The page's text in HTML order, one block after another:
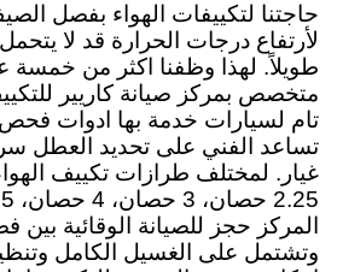
حاجتنا لتكييفات الهواء بفصل
لأرتفاع درجات الحرارة قد لا
طويلاً. لهذا وظفنا اكثر من
متخصص بمركز صيانة كاريير
تام لسيارات خدمة بها ادوات
تساعد الفني على تحديد العطل
المركز حجز للصيانة الوقائية
وتشتمل على الغسيل الكامل